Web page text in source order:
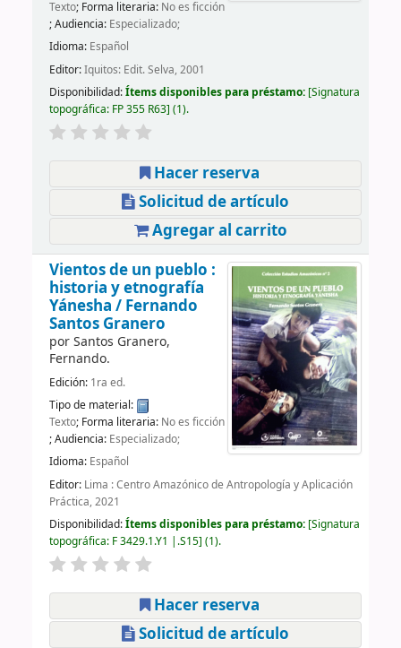
Texto; Forma literaria: No es ficción
; Audiencia: Especializado;
Idioma: Español
Editor:Iquitos: Edit. Selva, 2001
Disponibilidad:Ítems disponibles para préstamo: Signatura
topográfica: FP 355 R63 (1).
Hacer reserva
Solicitud de artículo
Agregar al carrito
Vientos de un pueblo :
historia y etnografía
Yánesha / Fernando
Santos Granero
porSantos Granero,
Fernando.
Edición: 1ra ed.
Tipo de material:
Texto; Forma literaria: No es ficción
; Audiencia: Especializado;
Idioma: Español
Editor: Lima : Centro Amazónico de Antropología y Aplicación
Práctica, 2021
Disponibilidad:Ítems disponibles para préstamo: Signatura
topográfica: F 3429.1.Y1 |.S15 (1).
Hacer reserva
Solicitud de artículo